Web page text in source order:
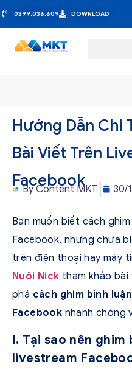
0399.036.609 DOWNLOAD
Hướng Dẫn Chi
Bài Viết Trên
Facebook
ByContent MKT 30/
Bạn muốn biết cách
Facebook, nhưng chưa
trên điện thoại hay máy
Nuôi Nick tham khảo
phá cách ghim bình
Facebook nhanh chóng
I. Tại sao nên
livestream